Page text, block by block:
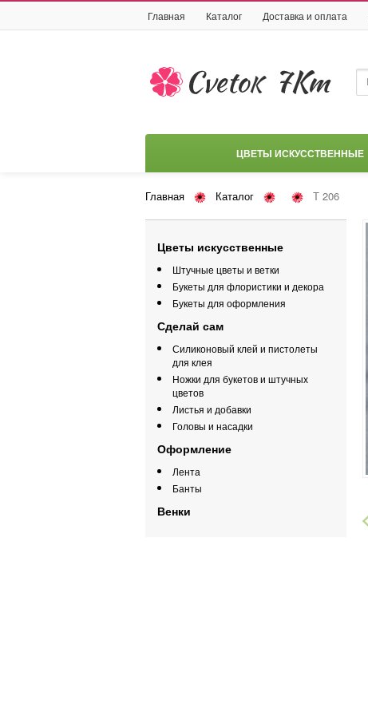
Главная Каталог Доставка и оплата
ЦВЕТЫ ИСКУССТВЕННЫЕ
Главная Каталог Т 206
Цветы искусственные
Штучные цветы и ветки
Букеты для флористики и декора
Букеты для оформления
Сделай сам
Силиконовый клей и пистолеты
для клея
Ножки для букетов и штучных
цветов
Листья и добавки
Головы и насадки
Оформление
Лента
Банты
Венки